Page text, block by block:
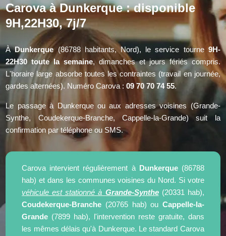
Carova à Dunkerque : disponible
9H,22H30, 7j/7
ÀDunkerque (86788 habitants, Nord), le service tourne 9H-
22H30 toute la semaine, dimanches et jours fériés compris.
L'horaire large absorbe toutes les contraintes (travail en journée,
gardes alternées). Numéro Carova :09 70 70 74 55.
Le passage à Dunkerque ou aux adresses voisines (Grande-
Synthe, Coudekerque-Branche, Cappelle-la-Grande) suit la
confirmation par téléphone ou SMS.
Carova intervient régulièrement à Dunkerque(86788
hab) et dans les communes voisines du Nord. Si votre
véhicule est stationné à Grande-Synthe(20331 hab),
Coudekerque-Branche (20765 hab) ou Cappelle-la-
Grande (7899 hab), l'intervention reste gratuite, dans
les mêmes délais qu'à Dunkerque. Le standard Carova